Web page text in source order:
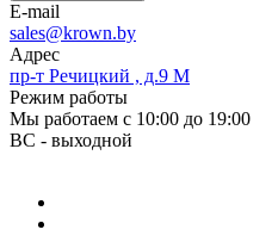
E-mail
sales@krown.by
Адрес
пр-т Речицкий , д.9 М
Режим работы
Мы работаем с 10:00 до 19:00
ВС - выходной